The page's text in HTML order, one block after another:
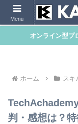
オンライン型プ
ホーム スキ
判・感想は？
Menu